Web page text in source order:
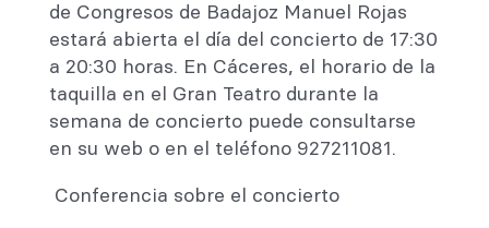
de Congresos de Badajoz Manuel Rojas
estará abierta el día del concierto de 17:30
a 20:30 horas. En Cáceres, el horario de la
taquilla en el Gran Teatro durante la
semana de concierto puede consultarse
en su web o en el teléfono 927211081.
Conferencia sobre el concierto